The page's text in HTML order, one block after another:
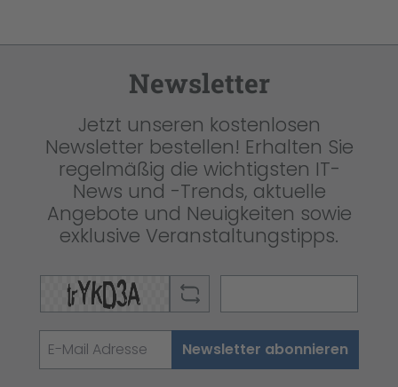
Newsletter
Jetzt unseren kostenlosen
Newsletter bestellen! Erhalten Sie
regelmäßig die wichtigsten IT-
News und -Trends, aktuelle
Angebote und Neuigkeiten sowie
exklusive Veranstaltungstipps.
Newsletter abonnieren